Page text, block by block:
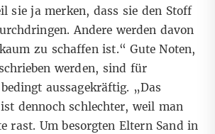
sie ja merken, dass sie den Stoff
Andere werden davon
zu schaffen ist.“ Gute Noten,
werden, sind für
aussagekräftig. „Das
dennoch schlechter, weil man
rast. Um besorgten Eltern Sand in